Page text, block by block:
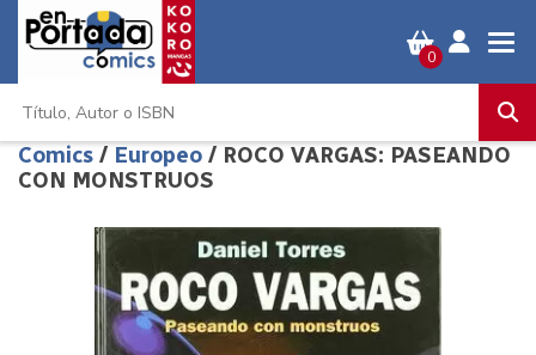
0
Comics / Europeo / ROCO VARGAS: PASEANDO
CON MONSTRUOS